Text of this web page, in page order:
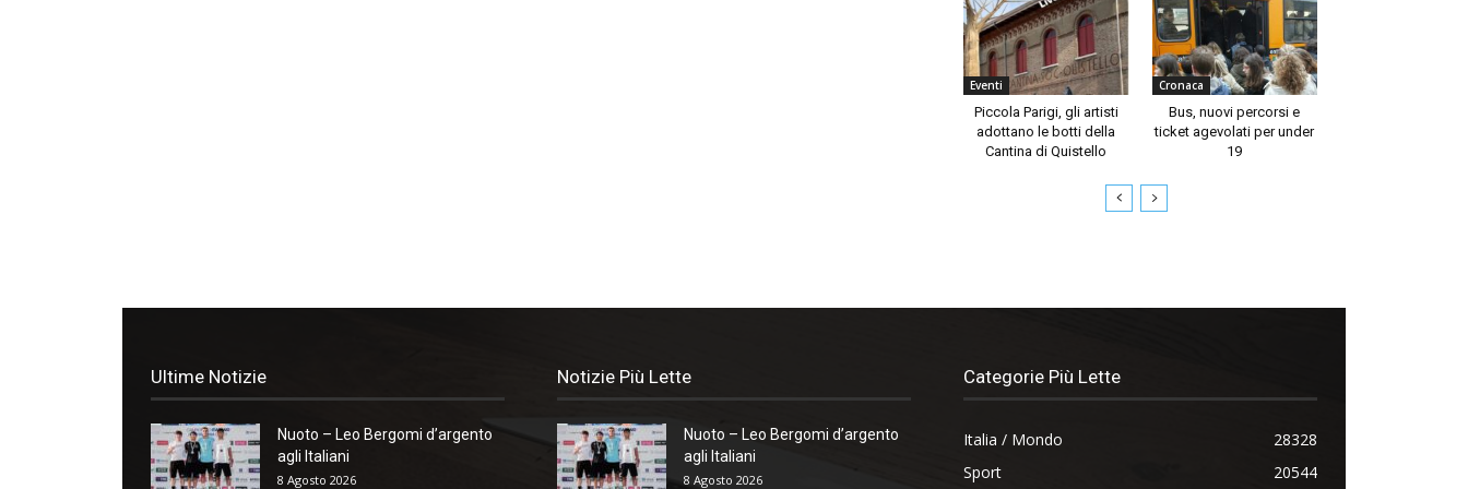
Eventi
Piccola Parigi, gli artisti
adottano le botti della
Cantina di Quistello
Cronaca
Bus, nuovi percorsi e
ticket agevolati per under
19
Ultime Notizie
Nuoto – Leo Bergomi d’argento
agli Italiani
8 Agosto 2026
Notizie Più Lette
Nuoto – Leo Bergomi d’argento
agli Italiani
8 Agosto 2026
Categorie Più Lette
Italia / Mondo
28328
Sport
20544